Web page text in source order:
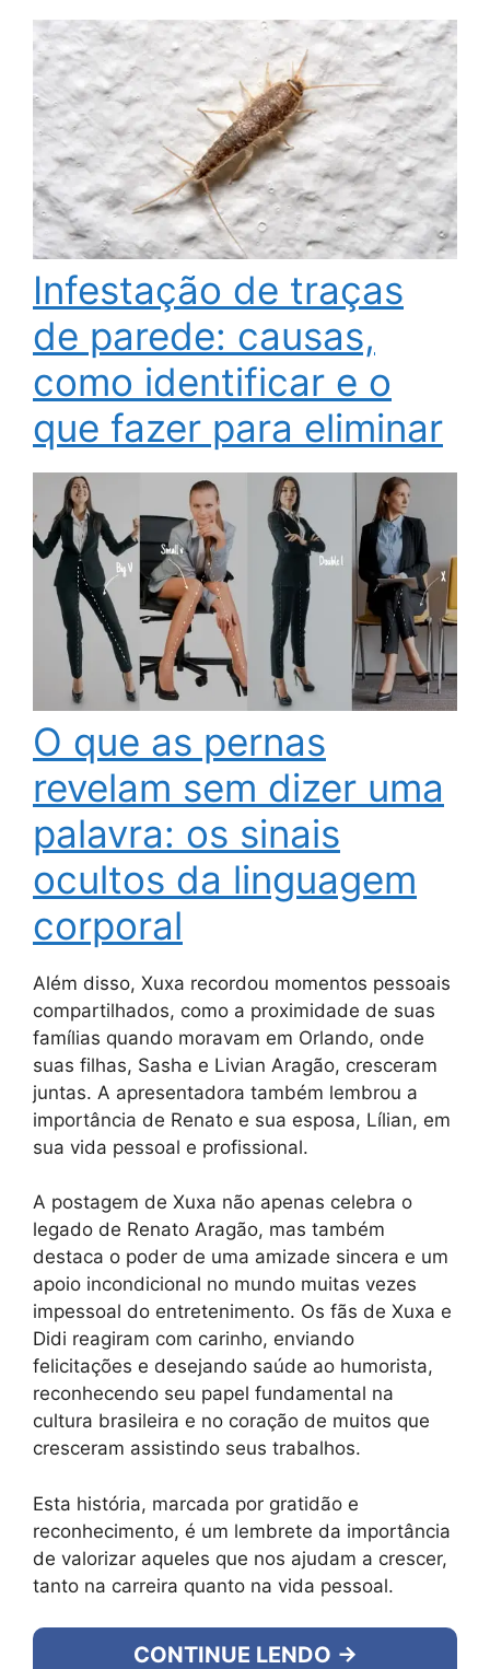
Infestação de traças
de parede: causas,
como identificar e o
que fazer para eliminar
O que as pernas
revelam sem dizer uma
palavra: os sinais
ocultos da linguagem
corporal
Além disso, Xuxa recordou momentos pessoais
compartilhados, como a proximidade de suas
famílias quando moravam em Orlando, onde
suas filhas, Sasha e Livian Aragão, cresceram
juntas. A apresentadora também lembrou a
importância de Renato e sua esposa, Lílian, em
sua vida pessoal e profissional.
A postagem de Xuxa não apenas celebra o
legado de Renato Aragão, mas também
destaca o poder de uma amizade sincera e um
apoio incondicional no mundo muitas vezes
impessoal do entretenimento. Os fãs de Xuxa e
Didi reagiram com carinho, enviando
felicitações e desejando saúde ao humorista,
reconhecendo seu papel fundamental na
cultura brasileira e no coração de muitos que
cresceram assistindo seus trabalhos.
Esta história, marcada por gratidão e
reconhecimento, é um lembrete da importância
de valorizar aqueles que nos ajudam a crescer,
tanto na carreira quanto na vida pessoal.
CONTINUE LENDO →